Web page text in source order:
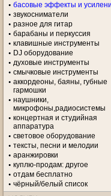
басовые эффекты и
звукосниматели
разное для гитар
барабаны и перкуссия
клавишные инструменты
DJ оборудование
духовые инструменты
смычковые инструменты
аккордеоны, баяны, губные
гармошки
наушники,
микрофоны,радиосистемы
концертная и студийная
аппаратура
световое оборудование
тексты, песни и мелодии
аранжировки
куплю-продам: другое
отдам бесплатно
чёрный/белый список